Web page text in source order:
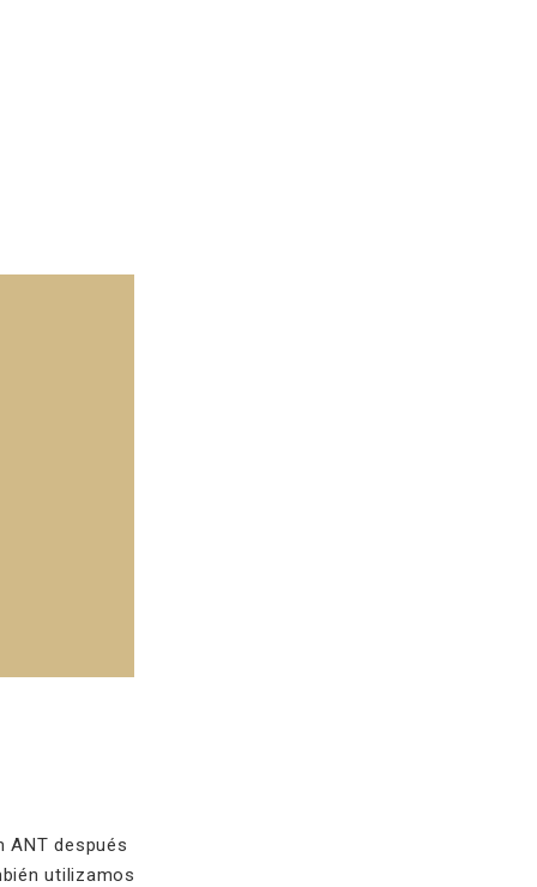
ANT después
utilizamos